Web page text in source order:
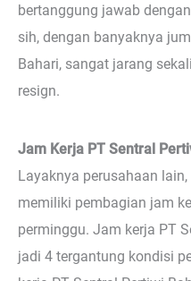
bertanggung jawab
sih, dengan banyaknya
Bahari, sangat jarang
resign.
Jam Kerja PT Sentral
Layaknya perusahaan
memiliki pembagian jam
perminggu. Jam kerja PT
jadi 4 tergantung kondisi